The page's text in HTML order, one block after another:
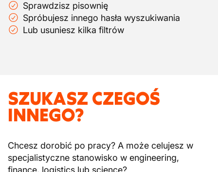
Sprawdzisz pisownię
Spróbujesz innego hasła wyszukiwania
Lub usuniesz kilka filtrów
SZUKASZ CZEGOŚ
INNEGO?
Chcesz dorobić po pracy? A może celujesz w
specjalistyczne stanowisko w engineering,
finance, logistics lub science?